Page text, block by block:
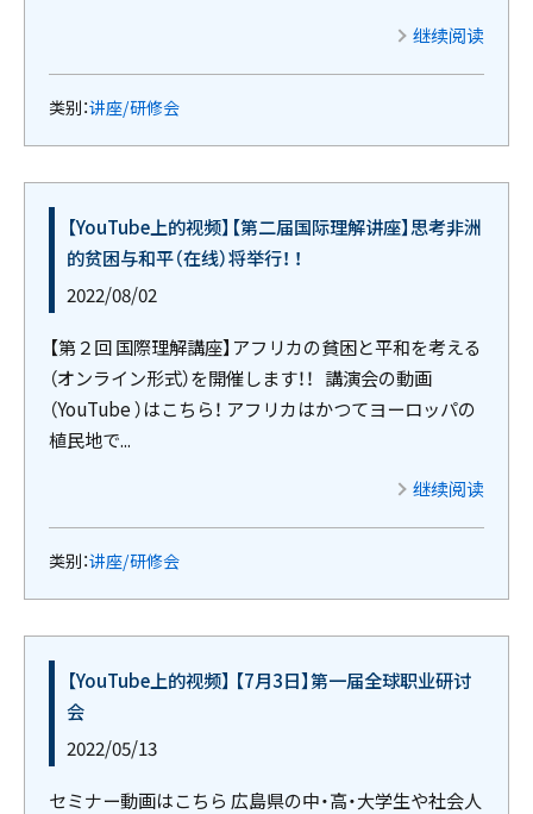
继续阅读
类别：讲座/研修会
【YouTube上的视频】【第二届国际理解讲座】思考非洲
的贫困与和平（在线）将举行！ ！
2022/08/02
【第２回 国際理解講座】アフリカの貧困と平和を考える
（オンライン形式）を開催します！！ 講演会の動画
（YouTube ）はこちら！ アフリカはかつてヨーロッパの
植民地で...
继续阅读
类别：讲座/研修会
【YouTube上的视频】 【7月3日】第一届全球职业研讨
会
2022/05/13
セミナー動画はこちら 広島県の中・高・大学生や社会人